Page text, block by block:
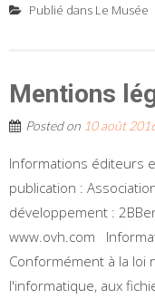
Publié dans Le Musée
Mentions
Posted on 10 août
Informations éditeurs
publication :
développement :
www.ovh.com
Conformément à la loi
l'informatique, aux